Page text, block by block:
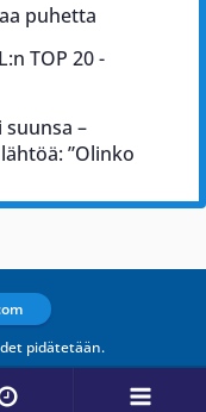
puhetta
TOP 20 -
–
”Olinko
pidätetään.